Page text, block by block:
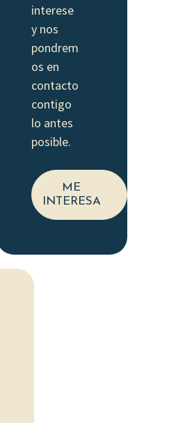
interese
y nos
pondrem
os en
contacto
contigo
lo antes
posible.
ME
INTERESA